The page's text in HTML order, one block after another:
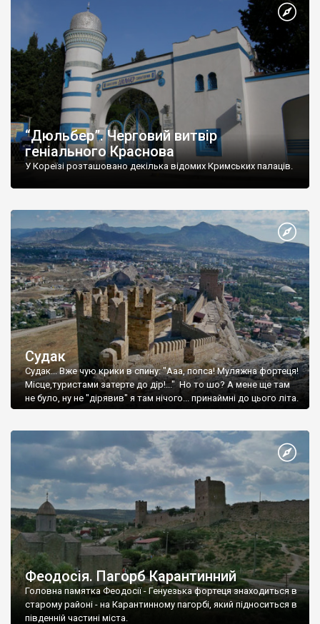
“Дюльбер”. Черговий витвір
геніального Краснова
У Кореїзі розташовано декілька відомих Кримських палаців.
Судак
Судак... Вже чую крики в спину: "Ааа, попса! Муляжна фортеця!
Місце,туристами затерте до дір!..." Но то шо? А мене ще там
не було, ну не "дірявив" я там нічого... принаймні до цього літа.
Феодосія. Пагорб Карантинний
Головна памятка Феодосії - Генуезька фортеця знаходиться в
старому районі - на Карантинному пагорбі, який підноситься в
південній частині міста.